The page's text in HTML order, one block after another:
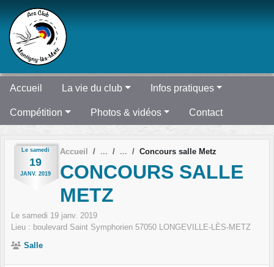
Accueil La vie du club Infos pratiques
Compétition Photos & vidéos Contact
Le samedi
19
JANV. 2019
Accueil Concours salle Metz
CONCOURS SALLE
METZ
Le samedi 19 janv. 2019
Lieu : boulevard Saint Symphorien 57050 LONGEVILLE-LÈS-METZ
Salle
Panneau de gestion des cookies